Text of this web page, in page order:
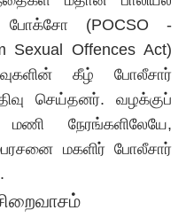
போக்சோ (POCSO -
Sexual Offences Act)
கீழ் போலீசார்
செய்தனர். வழக்குப்
நேரங்களிலேயே,
மகளிர் போலீசார்